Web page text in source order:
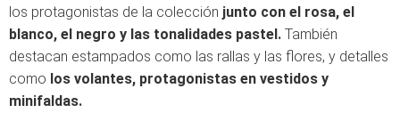
los protagonistas de la colección junto con el rosa, el
blanco, el negro y las tonalidades pastel. También
destacan estampados como las rallas y las flores, y detalles
como los volantes, protagonistas en vestidos y
minifaldas.